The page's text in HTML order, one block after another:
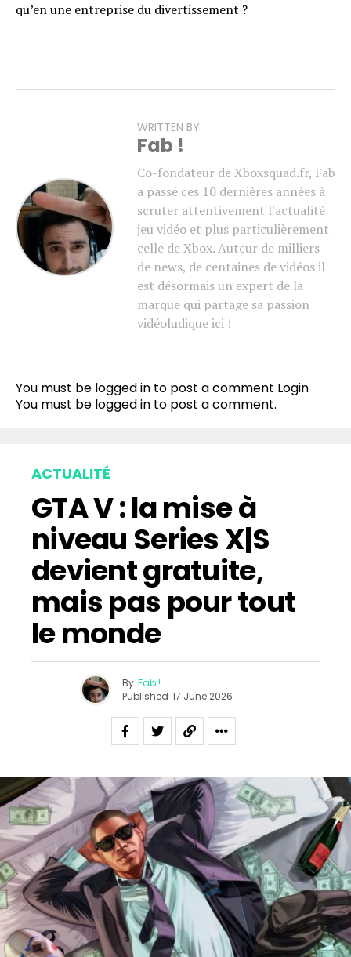
qu’en une entreprise du divertissement ?
WRITTEN BY
Fab !
Co-fondateur de Xboxsquad.fr, Fab
a passé ces 10 dernières années à
scruter attentivement l'actualité
jeu vidéo et plus particulièrement
celle de Xbox. Auteur de milliers
de news, de centaines de vidéos il
est désormais un expert de la
marque qui partage sa passion
vidéoludique ici !
You must be logged in to post a comment Login
You must be logged in to post a comment.
ACTUALITÉ
GTA V : la mise à
niveau Series X|S
devient gratuite,
mais pas pour tout
le monde
By Fab !
Published 17 June 2026